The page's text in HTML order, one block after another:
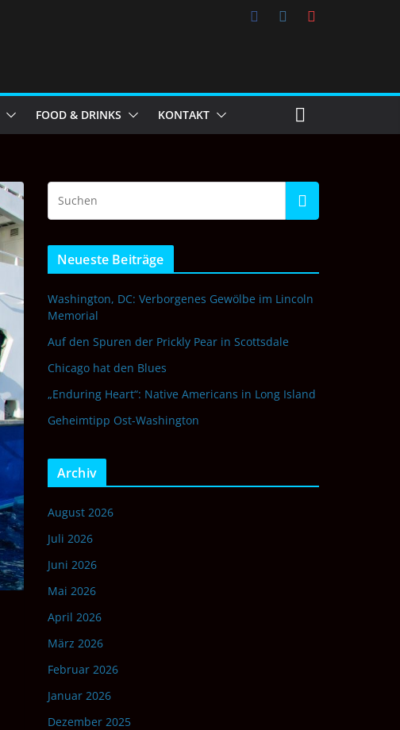
FOOD & DRINKS KONTAKT
Neueste Beiträge
Washington, DC: Verborgenes Gewölbe im Lincoln
Memorial
Auf den Spuren der Prickly Pear in Scottsdale
Chicago hat den Blues
„Enduring Heart“: Native Americans in Long Island
Geheimtipp Ost-Washington
Archiv
August 2026
Juli 2026
Juni 2026
Mai 2026
April 2026
März 2026
Februar 2026
Januar 2026
Dezember 2025